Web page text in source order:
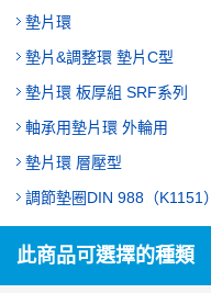
墊片環
墊片&調整環 墊片C型
墊片環 板厚組 SRF系列
軸承用墊片環 外輪用
墊片環 層壓型
調節墊圈DIN 988（K1151）
此商品可選擇的種類